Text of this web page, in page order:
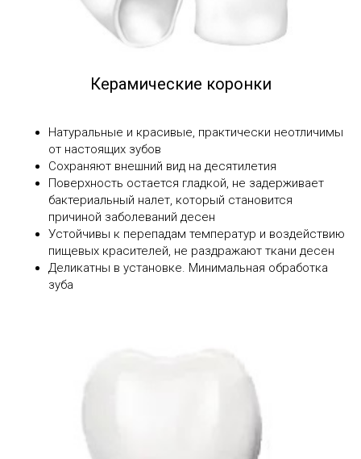
Керамические коронки
Натуральные и красивые, практически неотличимы
от настоящих зубов
Сохраняют внешний вид на десятилетия
Поверхность остается гладкой, не задерживает
бактериальный налет, который становится
причиной заболеваний десен
Устойчивы к перепадам температур и воздействию
пищевых красителей, не раздражают ткани десен
Деликатны в установке. Минимальная обработка
зуба